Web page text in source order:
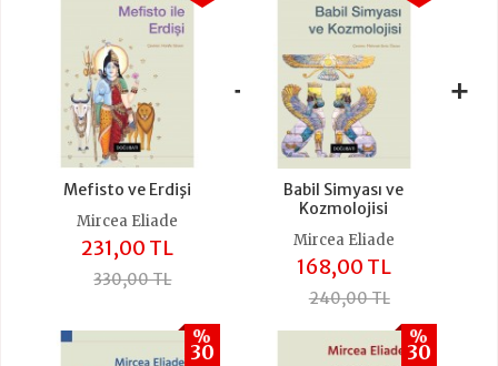
Mefisto ve Erdişi
Mircea Eliade
231,00 TL
330,00 TL
+
Babil Simyası ve
Kozmolojisi
Mircea Eliade
168,00 TL
240,00 TL
+
%
30
%
30